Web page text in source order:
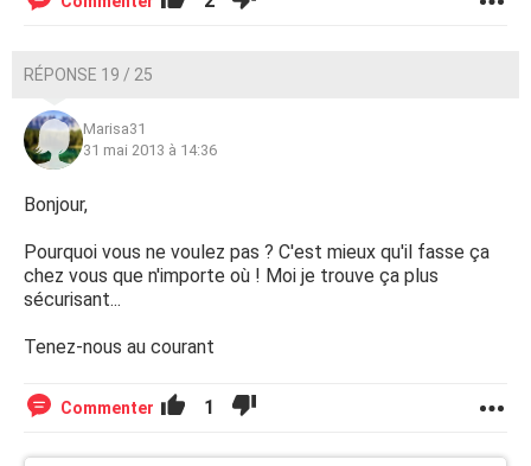
RÉPONSE 19 / 25
Marisa31
31 mai 2013 à 14:36
Bonjour,
Pourquoi vous ne voulez pas ? C'est mieux qu'il fasse ça
chez vous que n'importe où ! Moi je trouve ça plus
sécurisant...
Tenez-nous au courant
Commenter 1